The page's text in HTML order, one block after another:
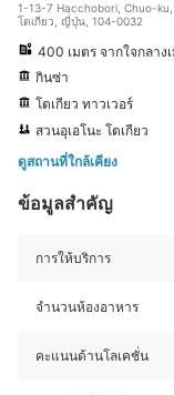
1-13-7 Hacchobori, Chuo-ku,
โตเกียว, ญี่ปุ่น, 104-0032
400 เมตร จากใจกลาง
กินซ่า
โตเกียว ทาวเวอร์
สวนอุเอโนะ โตเกียว
ดูสถานที่ใกล้เคียง
ข้อมูลสำคัญ
การให้บริการ
จำนวนห้องอาหาร
คะแนนด้านโลเคชั่น